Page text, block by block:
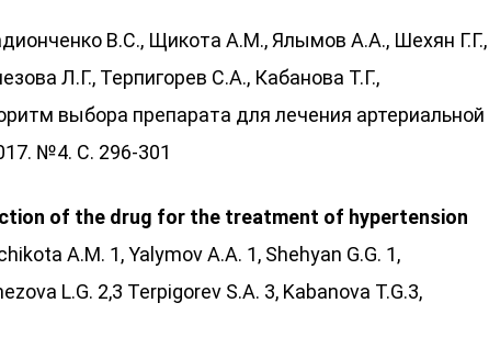
В.С., Щикота А.М., Ялымов А.А., Шехян Г.Г.,
Л.Г., Терпигорев С.А., Кабанова Т.Г.,
выбора препарата для лечения артериальной
№4. С. 296-301
of the drug for the treatment of hypertension
A.M. 1, Yalymov A.A. 1, Shehyan G.G. 1,
L.G. 2,3 Terpigorev S.A. 3, Kabanova T.G.3,